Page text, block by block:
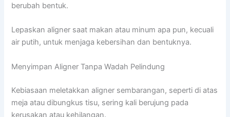
berubah bentuk.
Lepaskan aligner saat makan atau minum apa pun, kecuali
air putih, untuk menjaga kebersihan dan bentuknya.
Menyimpan Aligner Tanpa Wadah Pelindung
Kebiasaan meletakkan aligner sembarangan, seperti di atas
meja atau dibungkus tisu, sering kali berujung pada
kerusakan atau kehilangan.